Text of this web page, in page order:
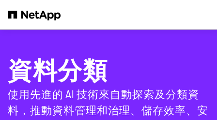
資料分類
使用先進的 AI 技術來自動探索及分類資
料，推動資料管理和治理、儲存效率、安